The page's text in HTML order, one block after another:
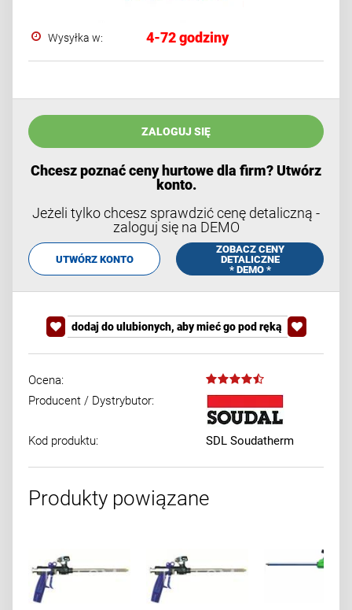
Wysyłka w: 4-72 godziny
ZALOGUJ SIĘ
Chcesz poznać ceny hurtowe dla firm? Utwórz
konto.
Jeżeli tylko chcesz sprawdzić cenę detaliczną -
zaloguj się na DEMO
UTWÓRZ KONTO
ZOBACZ CENY
DETALICZNE
* DEMO *
dodaj do ulubionych, aby mieć go pod ręką
Ocena:
Producent / Dystrybutor:
Kod produktu: SDL Soudatherm
Produkty powiązane